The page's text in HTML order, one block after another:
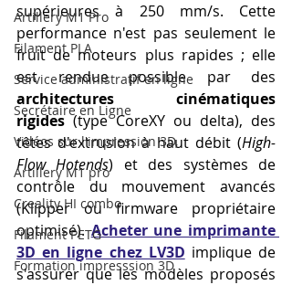
Artillery M1 Pro
Filament PLA
Service administratif en ligne
Secrétaire en Ligne
Vidéos sur l'impression 3D,
Artillery M1 pro
Creality HI combo
Filament PETG
Formation impresssion 3D
supérieures à 250 mm/s. Cette
performance n'est pas seulement le
fruit de moteurs plus rapides ; elle
architectures cinématiques
rigides (type CoreXY ou delta), des
têtes d'extrusion à haut débit (High-
Flow Hotends) et des systèmes de
contrôle du mouvement avancés
(Klipper ou firmware propriétaire
optimisé). Acheter une imprimante
3D en ligne chez LV3D implique de
s'assurer que les modèles proposés